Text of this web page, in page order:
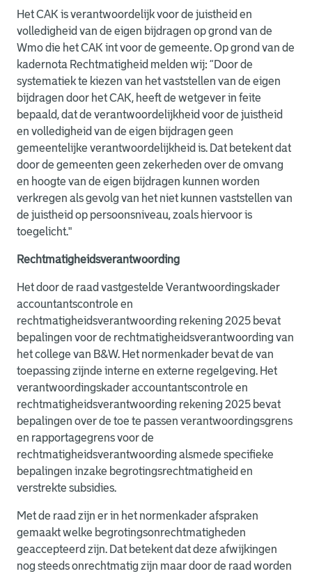
Het CAK is verantwoordelijk voor de juistheid en
volledigheid van de eigen bijdragen op grond van de
Wmo die het CAK int voor de gemeente. Op grond van de
kadernota Rechtmatigheid melden wij: “Door de
systematiek te kiezen van het vaststellen van de eigen
bijdragen door het CAK, heeft de wetgever in feite
bepaald, dat de verantwoordelijkheid voor de juistheid
en volledigheid van de eigen bijdragen geen
gemeentelijke verantwoordelijkheid is. Dat betekent dat
door de gemeenten geen zekerheden over de omvang
en hoogte van de eigen bijdragen kunnen worden
verkregen als gevolg van het niet kunnen vaststellen van
de juistheid op persoonsniveau, zoals hiervoor is
toegelicht."
Rechtmatigheidsverantwoording
Het door de raad vastgestelde Verantwoordingskader
accountantscontrole en
rechtmatigheidsverantwoording rekening 2025 bevat
bepalingen voor de rechtmatigheidsverantwoording van
het college van B&W. Het normenkader bevat de van
toepassing zijnde interne en externe regelgeving. Het
verantwoordingskader accountantscontrole en
rechtmatigheidsverantwoording rekening 2025 bevat
bepalingen over de toe te passen verantwoordingsgrens
en rapportagegrens voor de
rechtmatigheidsverantwoording alsmede specifieke
bepalingen inzake begrotingsrechtmatigheid en
verstrekte subsidies.
Met de raad zijn er in het normenkader afspraken
gemaakt welke begrotingsonrechtmatigheden
geaccepteerd zijn. Dat betekent dat deze afwijkingen
nog steeds onrechtmatig zijn maar door de raad worden